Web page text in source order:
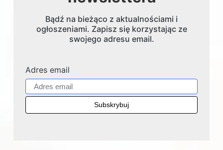
Bądź na bieżąco z aktualnościami i
ogłoszeniami. Zapisz się korzystając ze
swojego adresu email.
Adres email